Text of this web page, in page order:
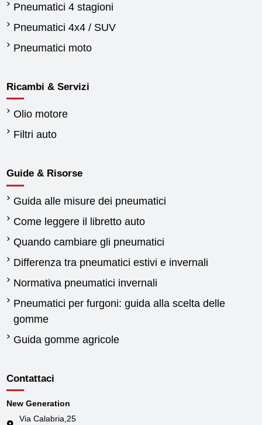
Pneumatici 4 stagioni
Pneumatici 4x4 / SUV
Pneumatici moto
Ricambi & Servizi
Olio motore
Filtri auto
Guide & Risorse
Guida alle misure dei pneumatici
Come leggere il libretto auto
Quando cambiare gli pneumatici
Differenza tra pneumatici estivi e invernali
Normativa pneumatici invernali
Pneumatici per furgoni: guida alla scelta delle
gomme
Guida gomme agricole
Contattaci
New Generation
Via Calabria,25